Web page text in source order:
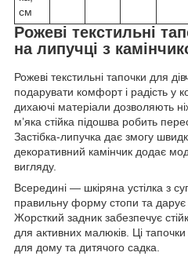
см
Рожеві текстильні
на липучці з
Рожеві текстильні тапочки для
подарувати комфорт і радість у
дихаючі матеріали дозволяють
м’яка стійка підошва робить
Застібка-липучка дає змогу
декоративний камінчик додає
вигляду.
Всередині — шкіряна устілка з
правильну форму стопи та
Жорсткий задник забезпечує
для активних малюків. Ці
для дому та дитячого садка.